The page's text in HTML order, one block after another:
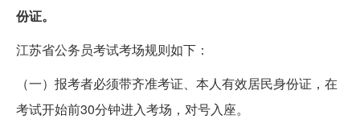
份证。
江苏省公务员考试考场规则如下：
（一）报考者必须带齐准考证、本人有效居民身份证，在
考试开始前30分钟进入考场，对号入座。